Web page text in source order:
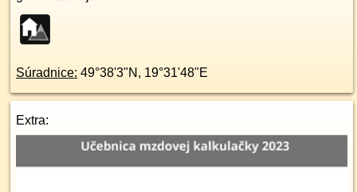
Súradnice: 49°38'3"N , 19°31'48"E
Extra: